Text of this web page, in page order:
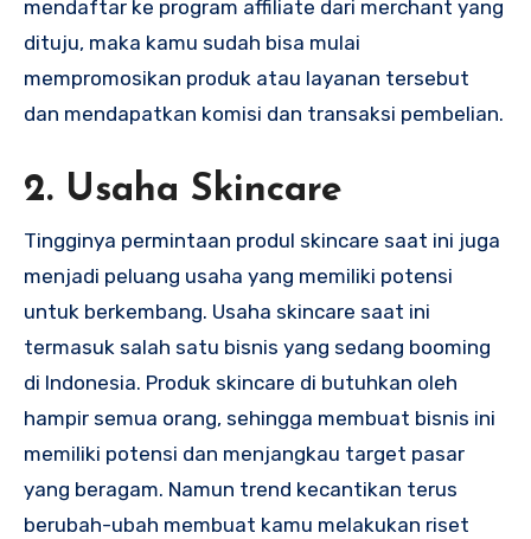
mendaftar ke program affiliate dari merchant yang
dituju, maka kamu sudah bisa mulai
mempromosikan produk atau layanan tersebut
dan mendapatkan komisi dan transaksi pembelian.
2. Usaha Skincare
Tingginya permintaan produl skincare saat ini juga
menjadi peluang usaha yang memiliki potensi
untuk berkembang. Usaha skincare saat ini
termasuk salah satu bisnis yang sedang booming
di Indonesia. Produk skincare di butuhkan oleh
hampir semua orang, sehingga membuat bisnis ini
memiliki potensi dan menjangkau target pasar
yang beragam. Namun trend kecantikan terus
berubah-ubah membuat kamu melakukan riset